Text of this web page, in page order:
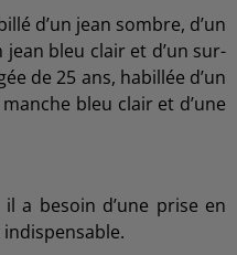
d’un jean sombre, d’un
bleu clair et d’un sur-
de 25 ans, habillée d’un
bleu clair et d’une
a besoin d’une prise en